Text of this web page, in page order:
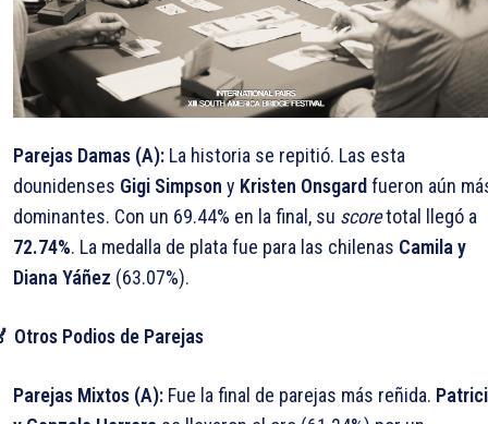
Parejas Damas (A):La historia se repitió. Las esta
dounidenses Gigi Simpson y Kristen Onsgardfueron aún
dominantes. Con un 69.44% en la final, su scoretotal llegó a
72.74%. La medalla de plata fue para las chilenas Camila y
Diana Yáñez (63.07%).
Otros Podios de Parejas
Parejas Mixtos (A):Fue la final de parejas más reñida.